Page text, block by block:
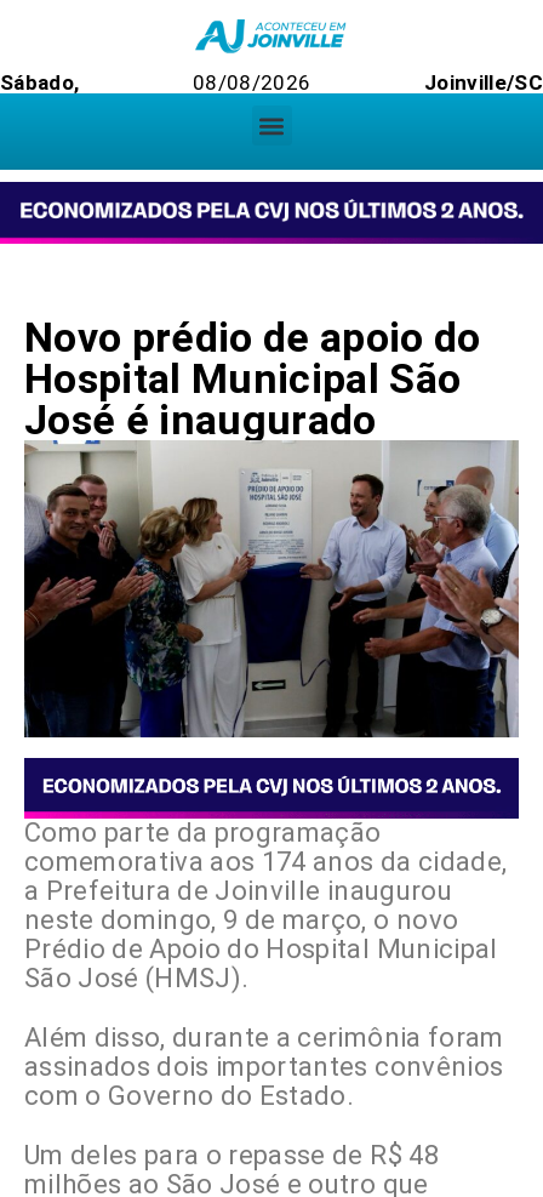
Sábado, 08/08/2026 Joinville/SC
Novo prédio de apoio do
Hospital Municipal São
José é inaugurado
Como parte da programação
comemorativa aos 174 anos da cidade,
a Prefeitura de Joinville inaugurou
neste domingo, 9 de março, o novo
Prédio de Apoio do Hospital Municipal
São José (HMSJ).
Além disso, durante a cerimônia foram
assinados dois importantes convênios
com o Governo do Estado.
Um deles para o repasse de R$ 48
milhões ao São José e outro que